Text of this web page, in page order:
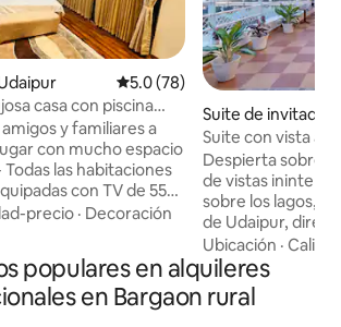
Calificación promedio: 5.0 de
5.0 (78)
casa con piscina
y familiares a
con mucho espacio
las habitaciones
con TV de 55
amplios, limpios y
totalmente
los artículos básicos -
precio · Decoración
Suite de invitados
Suite con vista al
Vistas a la
Despierta sobre
de vistas
sobre los lagos,
de Udaipur,
terraza privada. Ubicada en lo alto de
una encantadora
la ciudad, esta
2 habitaciones
Ubicación ·
populares en alquileres
en Bargaon rural